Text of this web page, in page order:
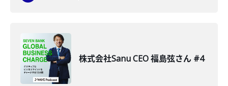
株式会社Sanu CEO 福島弦さん #4